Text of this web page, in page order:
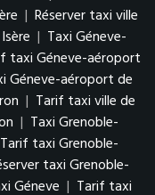
| Réserver taxi ville
| Taxi Géneve-
taxi Géneve-aéroport
Géneve-aéroport de
| Tarif taxi ville de
| Taxi Grenoble-
Tarif taxi Grenoble-
taxi Grenoble-
Géneve | Tarif taxi